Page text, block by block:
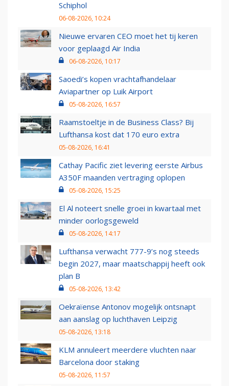
Schiphol
06-08-2026, 10:24
Nieuwe ervaren CEO moet het tij keren
voor geplaagd Air India
06-08-2026, 10:17
Saoedi’s kopen vrachtafhandelaar
Aviapartner op Luik Airport
05-08-2026, 16:57
Raamstoeltje in de Business Class? Bij
Lufthansa kost dat 170 euro extra
05-08-2026, 16:41
Cathay Pacific ziet levering eerste Airbus
A350F maanden vertraging oplopen
05-08-2026, 15:25
El Al noteert snelle groei in kwartaal met
minder oorlogsgeweld
05-08-2026, 14:17
Lufthansa verwacht 777-9’s nog steeds
begin 2027, maar maatschappij heeft ook
plan B
05-08-2026, 13:42
Oekraïense Antonov mogelijk ontsnapt
aan aanslag op luchthaven Leipzig
05-08-2026, 13:18
KLM annuleert meerdere vluchten naar
Barcelona door staking
05-08-2026, 11:57